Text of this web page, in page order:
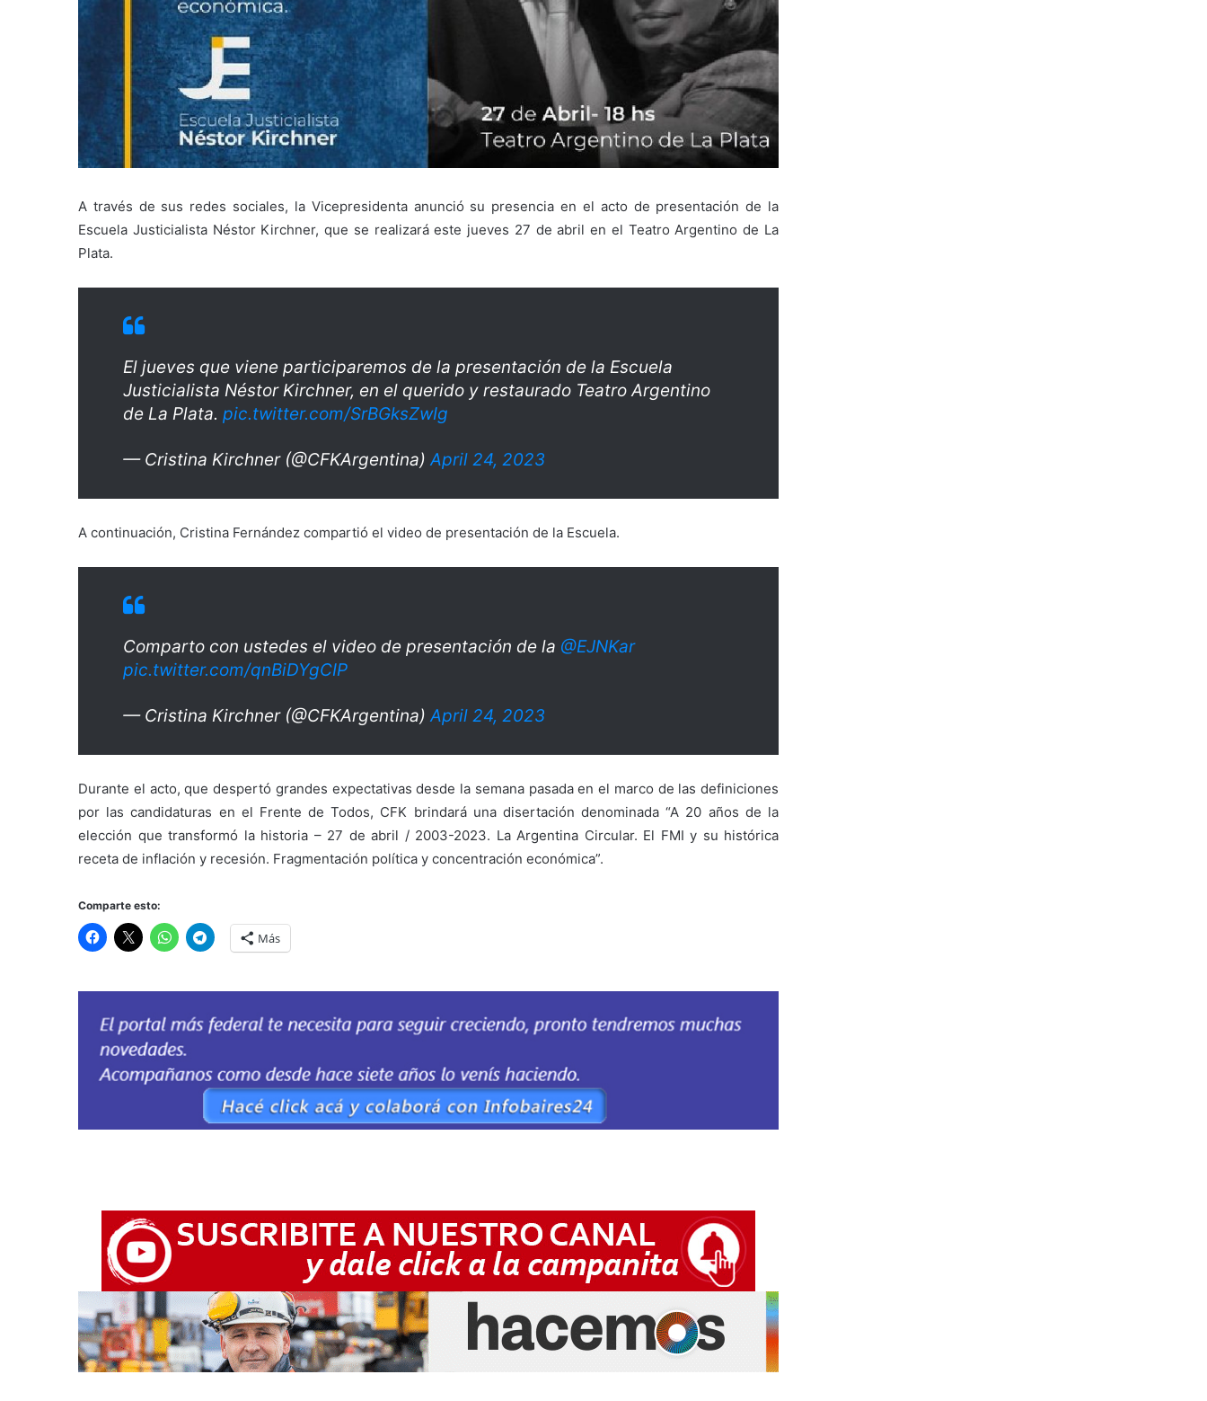
A través de sus redes sociales, la Vicepresidenta anunció su presencia en el acto de presentación de la
Escuela Justicialista Néstor Kirchner, que se realizará este jueves 27 de abril en el Teatro Argentino de La
Plata.
El jueves que viene participaremos de la presentación de la Escuela
Justicialista Néstor Kirchner, en el querido y restaurado Teatro Argentino
de La Plata. pic.twitter.com/SrBGksZwIg
— Cristina Kirchner (@CFKArgentina)April 24, 2023
A continuación, Cristina Fernández compartió el video de presentación de la Escuela.
Comparto con ustedes el video de presentación de la @EJNKar
pic.twitter.com/qnBiDYgCIP
— Cristina Kirchner (@CFKArgentina)April 24, 2023
Durante el acto, que despertó grandes expectativas desde la semana pasada en el marco de las definiciones
por las candidaturas en el Frente de Todos, CFK brindará una disertación denominada “A 20 años de la
elección que transformó la historia – 27 de abril / 2003-2023. La Argentina Circular. El FMI y su histórica
receta de inflación y recesión. Fragmentación política y concentración económica”.
Comparte esto:
Más